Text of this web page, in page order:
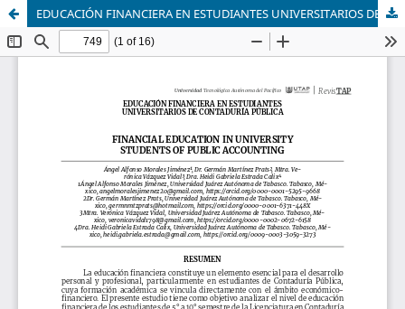
EDUCACIÓN FINANCIERA EN ESTUDIANTES UNIVERSITARIOS DE CONTADURÍA PÚBLICA